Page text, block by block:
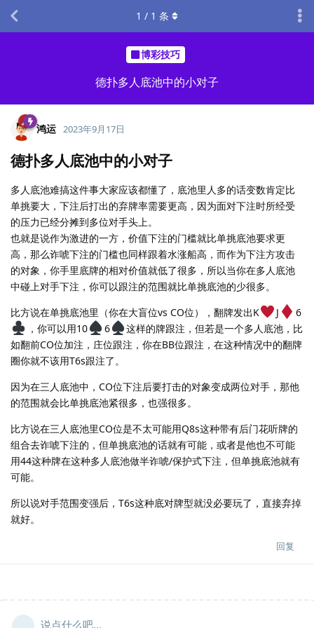
博彩技巧
德扑多人底池中的小对子
1 / 1 条
鸿运 2023年9月17日
德扑多人底池中的小对子
多人底池难搞这件事大家应该都懂了，底池里人多的话变数肯定比
单挑要大，下注后打出的弃牌率需要更高，因为面对下注时所经受
的压力已经分摊到多位对手头上。
也就是说作为激进的一方，价值下注的门槛就比单挑底池要求更
高，那么诈唬下注的门槛也同样跟着水涨船高，而作为下注方攻击
的对象，你手里底牌的相对价值就低了很多，所以当你在多人底池
中碰上对手下注，你可以跟注的范围就比单挑底池的少很多。
比方说在单挑底池里（你在大盲位vs CO位），翻牌发出K
J
6
，你可以用10
6
这样的牌跟注，但若是一个多人底池，比
如翻前CO位加注，庄位跟注，你在BB位跟注，在这种情况中的翻牌
圈你就不该用T6s跟注了。
因为在三人底池中，CO位下注后要打击的对象变成两位对手，那他
的范围就会比单挑底池紧很多，也强很多。
比方说在三人底池里CO位是不太可能用Q8s这种带有后门花听牌的
组合去诈唬下注的，但单挑底池的话就有可能，或者是他也不可能
用44这种牌在这种多人底池做半诈唬/保护式下注，但单挑底池就有
可能。
所以说对手范围变强后，T6s这种底对牌型就没必要玩了，直接弃掉
就好。
回复
说点什么吧...